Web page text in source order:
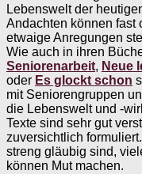
Lebenswelt der
Andachten können fast
etwaige Anregungen
Wie auch in ihren
Seniorenarbeit, Neue
oder Es glockt schon
mit Seniorengruppen
die Lebenswelt und -
Texte sind sehr gut
zuversichtlich
streng gläubig sind,
können Mut machen.